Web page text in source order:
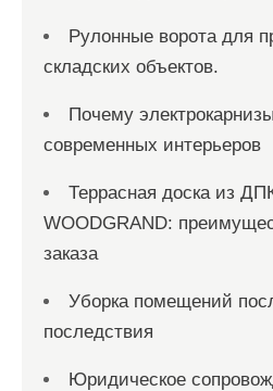
Рулонные ворота для
складских объектов.
Почему
современных интерьеров
Террасная доска из
WOODGRAND:
заказа
Уборка помещений
последствия
Юридическое